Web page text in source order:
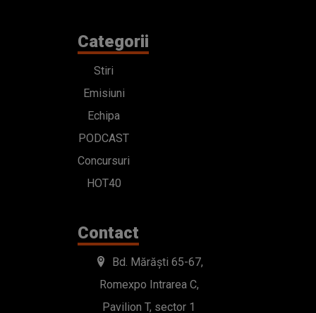
Categorii
Stiri
Emisiuni
Echipa
PODCAST
Concursuri
HOT40
Contact
Bd. Mărăști 65-67,
Romexpo Intrarea C,
Pavilion T, sector 1